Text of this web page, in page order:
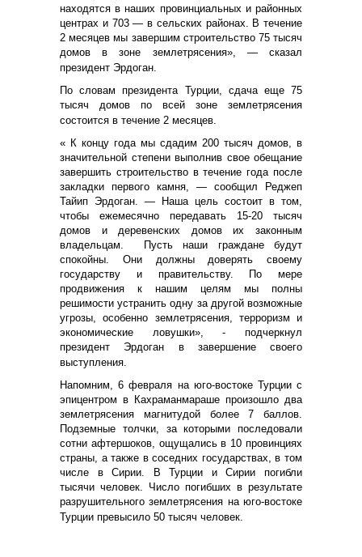
находятся в наших провинциальных и районных
центрах и 703 — в сельских районах. В течение
2 месяцев мы завершим строительство 75 тысяч
домов в зоне землетрясения», — сказал
президент Эрдоган.
По словам президента Турции, сдача еще 75
тысяч домов по всей зоне землетрясения
состоится в течение 2 месяцев.
« К концу года мы сдадим 200 тысяч домов, в
значительной степени выполнив свое обещание
завершить строительство в течение года после
закладки первого камня, — сообщил Реджеп
Тайип Эрдоган. — Наша цель состоит в том,
чтобы ежемесячно передавать 15-20 тысяч
домов и деревенских домов их законным
владельцам.
Пусть наши граждане будут
спокойны. Они должны доверять своему
государству и правительству. По мере
продвижения к нашим целям мы полны
решимости устранить одну за другой возможные
угрозы, особенно землетрясения, терроризм и
экономические ловушки», - подчеркнул
президент Эрдоган в завершение своего
выступления.
Напомним, 6 февраля на юго-востоке Турции с
эпицентром в Кахраманмараше произошло два
землетрясения магнитудой более 7 баллов.
Подземные толчки, за которыми последовали
сотни афтершоков, ощущались в 10 провинциях
страны, а также в соседних государствах, в том
числе в Сирии. В Турции и Сирии погибли
тысячи человек. Число погибших в результате
разрушительного землетрясения на юго-востоке
Турции превысило 50 тысяч человек.